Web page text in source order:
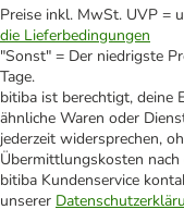
Preise inkl. MwSt. UVP =
die Lieferbedingungen
"Sonst" = Der niedrigste
Tage.
bitiba ist berechtigt, deine
ähnliche Waren oder
jederzeit widersprechen,
Übermittlungskosten
bitiba Kundenservice
unserer